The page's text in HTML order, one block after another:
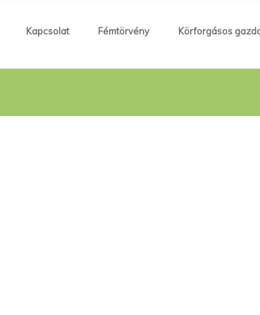
Kapcsolat Fémtörvény Körforgásos